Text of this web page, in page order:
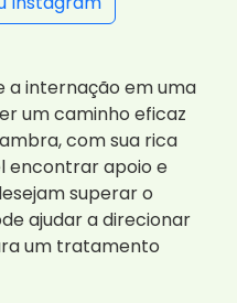
a internação em uma
um caminho eficaz
com sua rica
encontrar apoio e
superar o
ajudar a direcionar
um tratamento